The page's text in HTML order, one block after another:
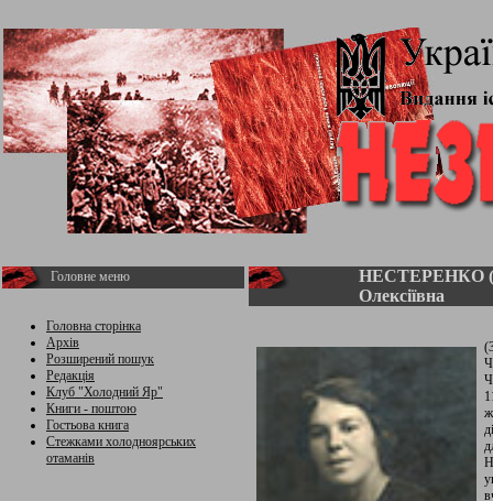
Головне меню
Головна сторінка
Архів
Розширений пошук
Редакція
Клуб "Холодний Яр"
Книги - поштою
Гостьова книга
Стежками холодноярських
отаманів
НЕСТЕРЕНКО
Олексіївна